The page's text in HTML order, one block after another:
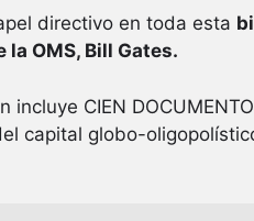
directivo en toda esta
OMS, Bill Gates.
CIEN
capital globo-